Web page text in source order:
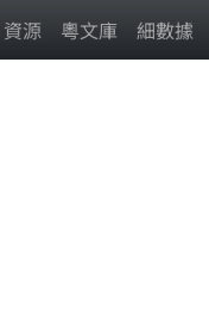
資源 粵文庫 細數據